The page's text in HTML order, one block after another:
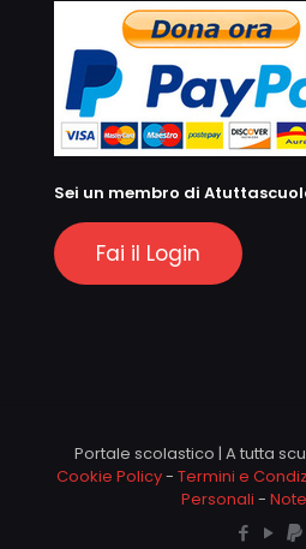
Sei un membro di
Fai il Login
Portale scolastico | A tutta
Cookie Policy- Termini e
Personali -